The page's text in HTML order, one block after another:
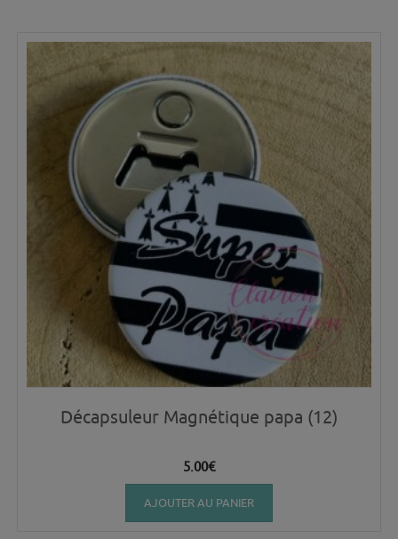
plus
Décapsuleur Magnétique papa (12)
5.00€
AJOUTER AU PANIER